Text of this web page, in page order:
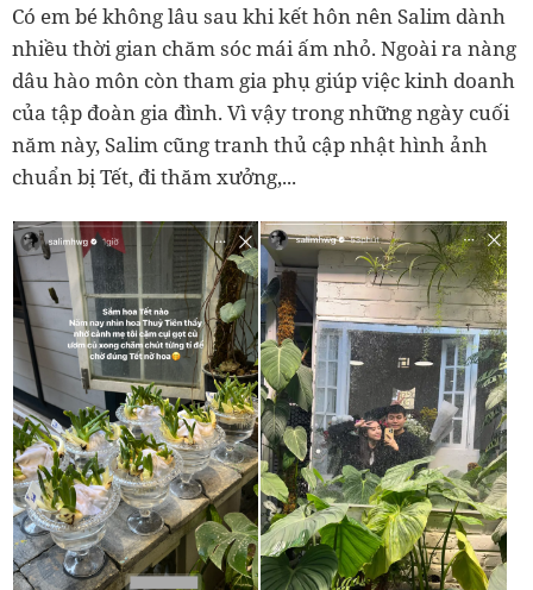
Có em bé không lâu sau khi kết hôn nên Salim dành
nhiều thời gian chăm sóc mái ấm nhỏ. Ngoài ra nàng
dâu hào môn còn tham gia phụ giúp việc kinh doanh
của tập đoàn gia đình. Vì vậy trong những ngày cuối
năm này, Salim cũng tranh thủ cập nhật hình ảnh
chuẩn bị Tết, đi thăm xưởng,...